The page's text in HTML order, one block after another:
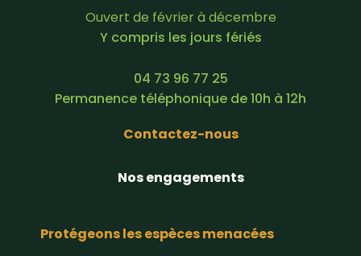
Ouvert de février à décembre
Y compris les jours fériés
04 73 96 77 25
Permanence téléphonique de 10h à 12h
Contactez-nous
Nos engagements
Protégeons les espèces menacées